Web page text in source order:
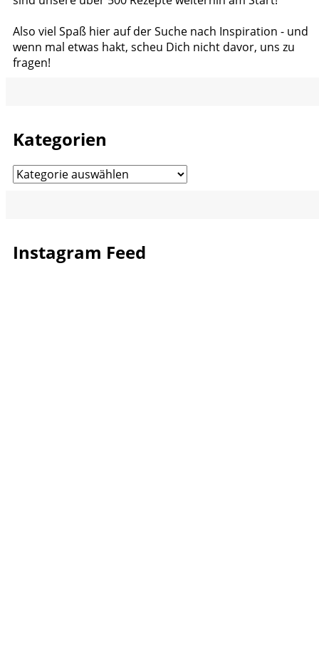
Also viel Spaß hier auf der Suche nach Inspiration - und
wenn mal etwas hakt, scheu Dich nicht davor, uns zu
fragen!
Kategorien
Kategorien
Instagram Feed